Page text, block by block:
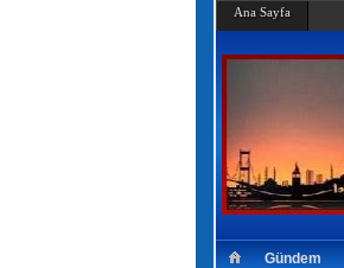
Ana Sayfa
Gündem